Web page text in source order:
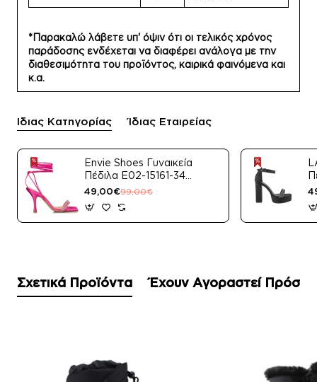
*Παρακαλώ λάβετε υπ' όψιν ότι οι τελικός χρόνος
παράδοσης ενδέχεται να διαφέρει ανάλογα με την
διαθεσιμότητα του προϊόντος, καιρικά φαινόμενα και
κ.α.
Ίδιας Κατηγορίας Ίδιας Εταιρείας
Envie Shoes Γυναικεία
Πέδιλα E02-15161-34
Μαύρο Satin
49,00€99,00€
Σχετικά Προϊόντα Έχουν Αγοραστεί